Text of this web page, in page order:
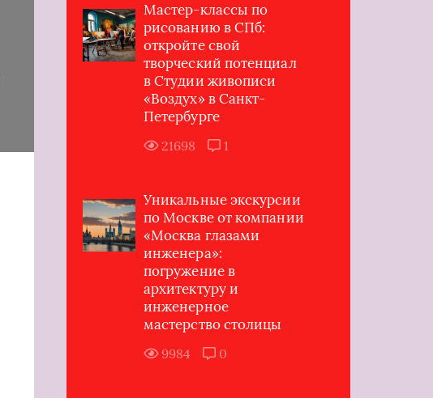
Мастер-классы по
рисованию в СПб:
откройте свой
творческий потенциал
в Студии живописи
«Воздух» в Санкт-
Петербурге
21698 1
Уникальные экскурсии
по Москве от компании
«Москва глазами
инженера»:
погружение в
архитектуру и
инженерное
мастерство столицы
9984 0